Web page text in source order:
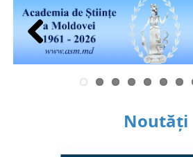
Previous
Noutăți